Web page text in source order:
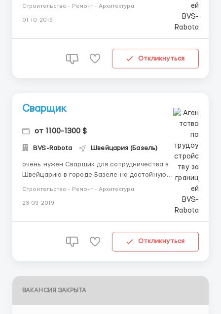
высококвалифицированный сотрудник можно без
Строительство - Ремонт - Архитектура
01-10-2019
Откликнуться
Сварщик
от 1100-1300 $
BVS-Rabota Швейцария (Базель)
очень нужен Сварщик для сотрудничества в
Швейцарию в городе Базеле на достойную
зарплату от 1100-1300 евро выплачивается один раз
в месяц, нужен порядочный хороший работник опыт
работы - будет плюсом, без наличия знаний
Строительство - Ремонт - Архитектура
23-09-2019
Откликнуться
ВАКАНСИЯ ЗАКРЫТА